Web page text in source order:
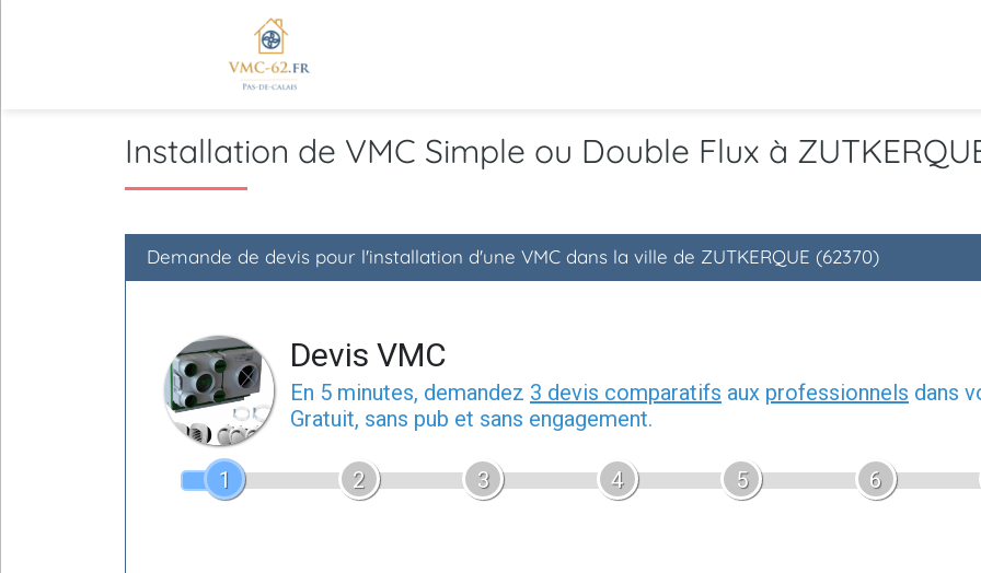
Installation de VMC Simple ou Double Flux à
Demande de devis pour l'installation d'une VMC dans la ville de ZUTKERQUE (62370)
Devis VMC
En 5 minutes, demandez 3 devis comparatifs aux professionnels dans
Gratuit, sans pub et sans engagement.
1 2 3 4 5 6